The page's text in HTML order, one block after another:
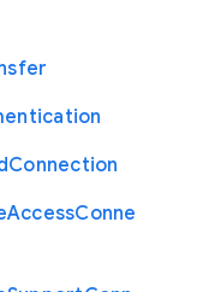
Connection
AccessConne